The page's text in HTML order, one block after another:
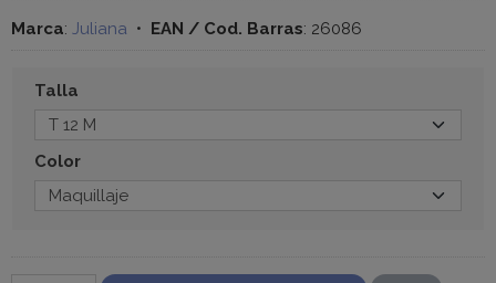
Marca: Juliana • EAN / Cod. Barras: 26086
Talla
Color